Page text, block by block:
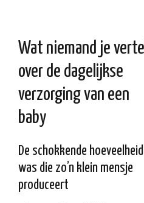
Wat niemand je
over de dagelijkse
verzorging van een
baby
De schokkende hoeveelheid
was die zo’n klein mensje
produceert